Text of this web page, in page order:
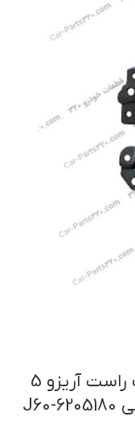
دستگیره داخلی بازکن درب عقب راست آریزو 5